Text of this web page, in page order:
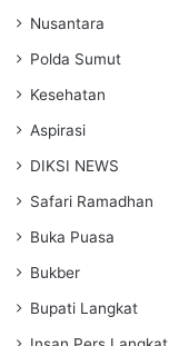
Nusantara
Polda Sumut
Kesehatan
Aspirasi
DIKSI NEWS
Safari Ramadhan
Buka Puasa
Bukber
Bupati Langkat